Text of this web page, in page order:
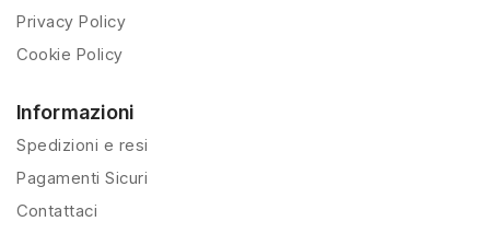
Privacy Policy
Cookie Policy
Informazioni
Spedizioni e resi
Pagamenti Sicuri
Contattaci